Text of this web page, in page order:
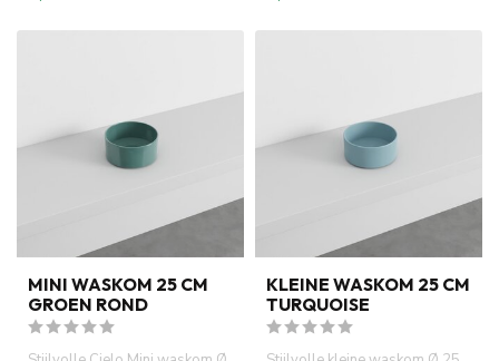
MINI WASKOM 25 CM
GROEN ROND
KLEINE WASKOM 25 CM
TURQUOISE